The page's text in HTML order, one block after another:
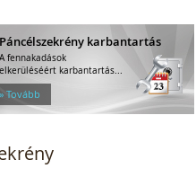
Páncélszekrény karbantartás
A fennakadások
elkerüléséért karbantartás...
» Tovább